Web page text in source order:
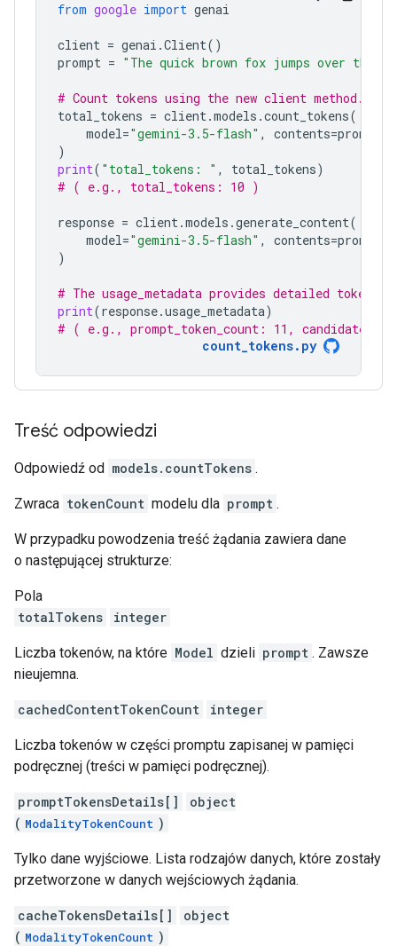
from google import genai
client = genai .Client()
prompt = "The quick brown fox jumps over the
# Count tokens using the new client method.
total_tokens = client.models .count_tokens(
model="gemini-3.5-flash" , contents=prompt
)
print( "total_tokens: " , total_tokens)
# ( e.g., total_tokens: 10 )
response = client.models .generate_content(
model="gemini-3.5-flash" , contents=prompt
)
# The usage_metadata provides detailed token
print(response.usage_metadata)
# ( e.g., prompt_token_count: 11,
count_tokens.py
Treść odpowiedzi
Odpowiedź od models.countTokens .
Zwraca tokenCount modelu dla prompt .
W przypadku powodzenia treść żądania zawiera dane
o następującej strukturze:
Pola
totalTokens
integer
Liczba tokenów, na które Model dzieli prompt . Zawsze
nieujemna.
cachedContentTokenCount integer
Liczba tokenów w części promptu zapisanej w pamięci
podręcznej (treści w pamięci podręcznej).
promptTokensDetails[]
object
( ModalityTokenCount )
Tylko dane wyjściowe. Lista rodzajów danych, które zostały
przetworzone w danych wejściowych żądania.
cacheTokensDetails[]
object
( ModalityTokenCount )